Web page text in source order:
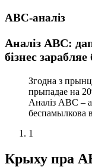
ABC-аналіз
Аналіз ABC:
бізнес
Згодна з
прыпадае на
Аналіз ABC –
беспамылкова
1
Крыху пра